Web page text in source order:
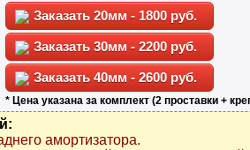
20мм - 1800 руб.
30мм - 2200 руб.
40мм - 2600 руб.
* Цена указана за комплект (2 проставки +
амортизатора.